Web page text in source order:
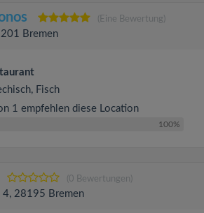
(Eine Bewertung)
Bremen
Fisch
1 empfehlen diese Location
100%
(0 Bewertungen)
4, 28195 Bremen